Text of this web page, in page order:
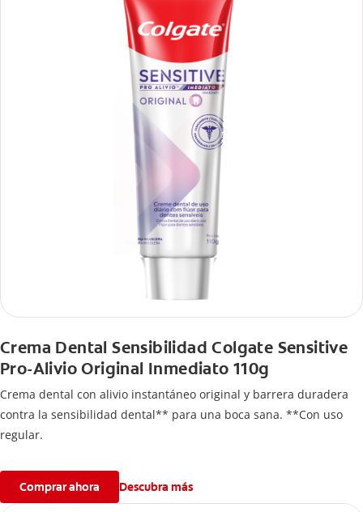
Crema Dental Sensibilidad Colgate Sensitive
Pro-Alivio Original Inmediato 110g
Crema dental con alivio instantáneo original y barrera duradera
contra la sensibilidad dental** para una boca sana. **Con uso
regular.
Comprar ahora Descubra más